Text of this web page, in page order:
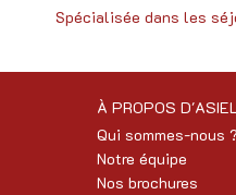
Spécialisée dans les
À PROPOS
Qui sommes-nous ?
Notre équipe
Nos brochures